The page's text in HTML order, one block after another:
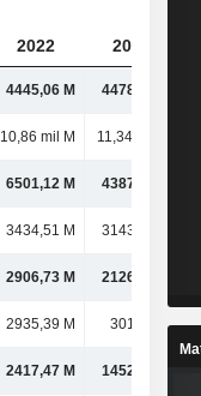
2022 2023
4445,06 M 4478,88 M
10,86 mil M 11,34 mil M
6501,12 M 4387,44 M
3434,51 M 3143,62 M
2906,73 M 2126,45 M
2935,39 M 3010,3 M
2417,47 M 1452,43 M